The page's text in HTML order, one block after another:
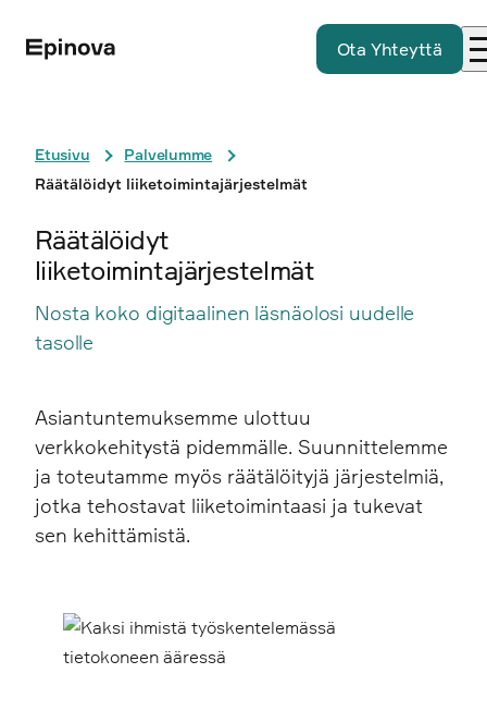
Ota Yhteyttä
Etusivu
Palvelumme
Räätälöidyt liiketoimintajärjestelmät
Räätälöidyt
liiketoimintajärjestelmät
Nosta koko digitaalinen läsnäolosi uudelle
tasolle
Asiantuntemuksemme ulottuu
verkkokehitystä pidemmälle. Suunnittelemme
ja toteutamme myös räätälöityjä järjestelmiä,
jotka tehostavat liiketoimintaasi ja tukevat
sen kehittämistä.